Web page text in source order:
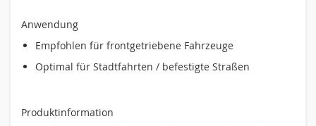
Anwendung
Empfohlen für frontgetriebene Fahrzeuge
Optimal für Stadtfahrten / befestigte Straßen
Produktinformation